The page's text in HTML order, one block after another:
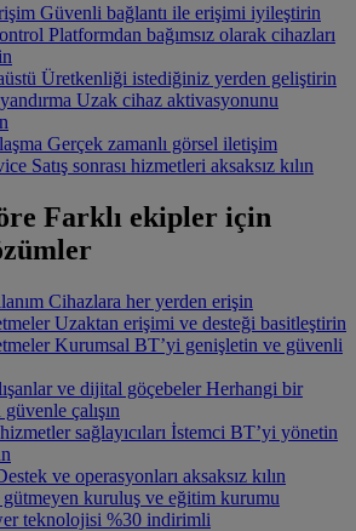
Güvenli bağlantı ile erişimi iyileştirin
Platformdan bağımsız olarak cihazları
Üretkenliği istediğiniz yerden geliştirin
Uzak cihaz aktivasyonunu
Gerçek zamanlı görsel iletişim
Satış sonrası hizmetleri aksaksız kılın
Farklı ekipler için
Cihazlara her yerden erişin
Uzaktan erişimi ve desteği basitleştirin
Kurumsal BT’yi genişletin ve güvenli
ve dijital göçebeler Herhangi bir
çalışın
sağlayıcıları İstemci BT’yi yönetin
ve operasyonları aksaksız kılın
gütmeyen kuruluş ve eğitim kurumu
teknolojisi %30 indirimli